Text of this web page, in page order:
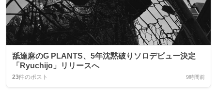
舐達麻のG PLANTS、5年沈黙破りソロデビュー決定
「Ryuchijo」リリースへ
23件のポスト 9時間前